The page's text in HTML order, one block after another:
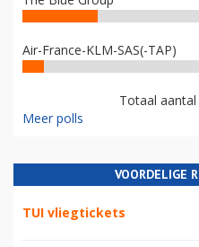
Air-France-KLM-SAS(-TAP)
Totaal
Meer polls
VOORDELIGE
TUI vliegtickets